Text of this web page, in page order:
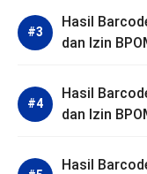
Hasil
dan Izin
Hasil
dan Izin
Hasil